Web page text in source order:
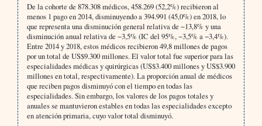
De la cohorte de 878.308 médicos, 458.269 (52,2%) recibieron al
menos 1 pago en 2014, disminuyendo a 394.991 (45,0%) en 2018, lo
que representa una disminución general relativa de −13,8% y una
disminución anual relativa de −3,5% (IC del 95%, −3,5% a −3,4%).
Entre 2014 y 2018, estos médicos recibieron 49,8 millones de pagos
por un total de US$9.300 millones. El valor total fue superior para las
especialidades médicas y quirúrgicas (US$3.400 millones y US$3.900
millones en total, respectivamente). La proporción anual de médicos
que reciben pagos disminuyó con el tiempo en todas las
especialidades. Sin embargo, los valores de los pagos totales y
anuales se mantuvieron estables en todas las especialidades excepto
en atención primaria, cuyo valor total disminuyó.